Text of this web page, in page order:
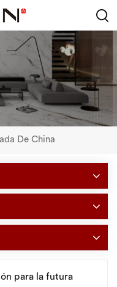
De China
para la futura